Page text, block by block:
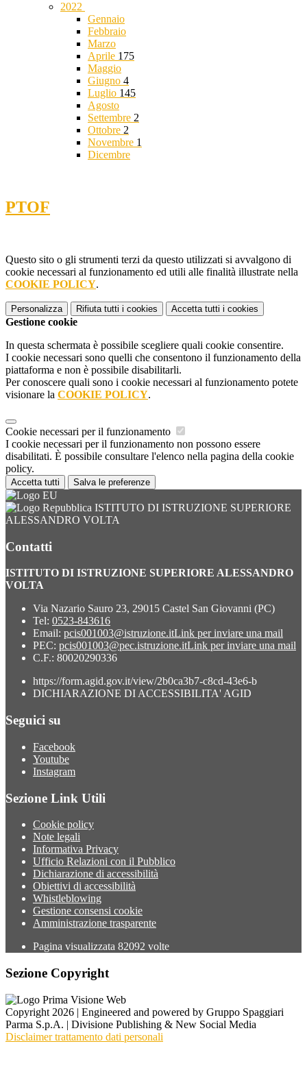
2022
Gennaio
Febbraio
Marzo
Aprile 175
Maggio
Giugno 4
Luglio 145
Agosto
Settembre 2
Ottobre 2
Novembre 1
Dicembre
PTOF
Questo sito o gli strumenti terzi da questo utilizzati si avvalgono di
cookie necessari al funzionamento ed utili alle finalità illustrate nella
COOKIE POLICY.
Personalizza Rifiuta tutti i cookies Accetta tutti i cookies
Gestione cookie
In questa schermata è possibile scegliere quali cookie consentire.
I cookie necessari sono quelli che consentono il funzionamento della
piattaforma e non è possibile disabilitarli.
Per conoscere quali sono i cookie necessari al funzionamento potete
visionare la COOKIE POLICY.
Cookie necessari per il funzionamento
I cookie necessari per il funzionamento non possono essere
disabilitati. È possibile consultare l'elenco nella pagina della cookie
policy.
Accetta tutti Salva le preferenze
ISTITUTO DI ISTRUZIONE SUPERIORE
ALESSANDRO VOLTA
Contatti
ISTITUTO DI ISTRUZIONE SUPERIORE ALESSANDRO
VOLTA
Via Nazario Sauro 23, 29015 Castel San Giovanni (PC)
Tel: 0523-843616
Email: pcis001003@istruzione.itLink per inviare una mail
PEC: pcis001003@pec.istruzione.itLink per inviare una mail
C.F.: 80020290336
https://form.agid.gov.it/view/2b0ca3b7-c8cd-43e6-b
DICHIARAZIONE DI ACCESSIBILITA' AGID
Seguici su
Facebook
Youtube
Instagram
Sezione Link Utili
Cookie policy
Note legali
Informativa Privacy
Ufficio Relazioni con il Pubblico
Dichiarazione di accessibilità
Obiettivi di accessibilità
Whistleblowing
Gestione consensi cookie
Amministrazione trasparente
Pagina visualizzata 82092 volte
Sezione Copyright
Copyright 2026 | Engineered and powered by Gruppo Spaggiari
Parma S.p.A. | Divisione Publishing & New Social Media
Disclaimer trattamento dati personali